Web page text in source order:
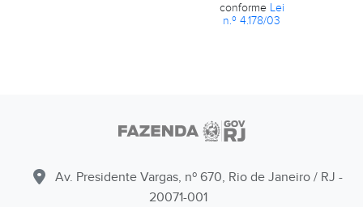
conforme Lei
n.º 4.178/03
Av. Presidente Vargas, nº 670, Rio de Janeiro / RJ -
20071-001